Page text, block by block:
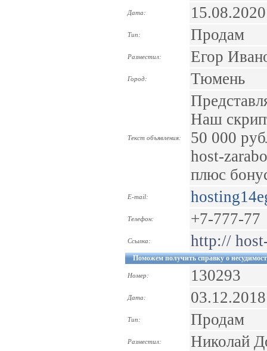
Дата: 15.08.2020
Тип: Продам
Разместил: Егор
Город: Тюмень
Текст объявления:
Наш
50 000
host-
плюс
E-mail:
Телефон: +7-777-77
Ссылка: http://
Поможем получить справку о
Номер: 130293
Дата: 03.12.2018
Тип: Продам
Разместил: Николай